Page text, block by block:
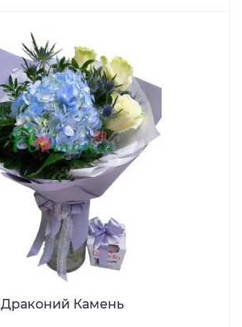
Драконий Камень